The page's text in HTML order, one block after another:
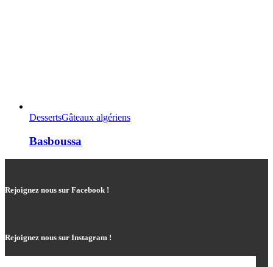
DessertsGâteaux algériens
Basboussa
Rejoignez nous sur Facebook !
Rejoignez nous sur Instagram !